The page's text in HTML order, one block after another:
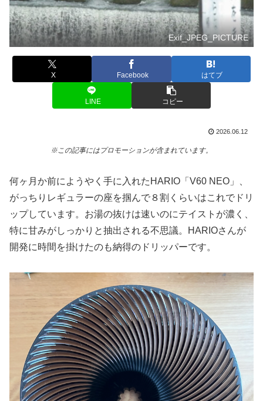
Exif_JPEG_PICTURE
X Facebook はてブ
LINE コピー
2026.06.12
※この記事にはプロモーションが含まれています。
何ヶ月か前にようやく手に入れたHARIO「V60 NEO」、
がっちりレギュラーの座を掴んで８割くらいはこれでドリ
ップしています。お湯の抜けは速いのにテイストが濃く、
特に甘みがしっかりと抽出される不思議。HARIOさんが
開発に時間を掛けたのも納得のドリッパーです。